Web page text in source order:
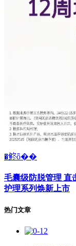
�鿴ȫ��
毛囊级防脱管理 直
护理系列焕新上市
热门文章